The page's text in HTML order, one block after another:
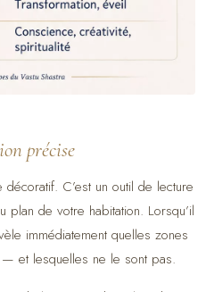
précise
C’est un outil de lecture
plan de votre habitation. Lorsqu’il
immédiatement quelles zones
et lesquelles ne le sont pas.